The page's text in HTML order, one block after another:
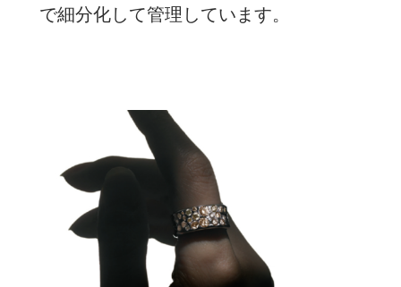
で細分化して管理しています。